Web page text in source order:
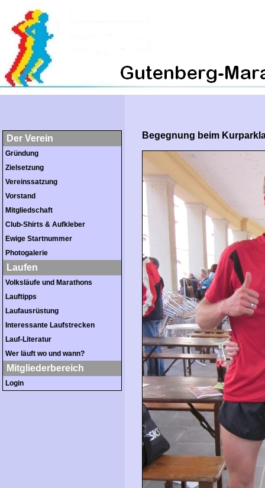
Der Verein
Gründung
Zielsetzung
Vereinssatzung
Vorstand
Mitgliedschaft
Club-Shirts & Aufkleber
Ewige Startnummer
Photogalerie
Laufen
Volksläufe und Marathons
Lauftipps
Laufausrüstung
Interessante Laufstrecken
Lauf-Literatur
Wer läuft wo und wann?
Mitgliederbereich
Login
Begegnung beim